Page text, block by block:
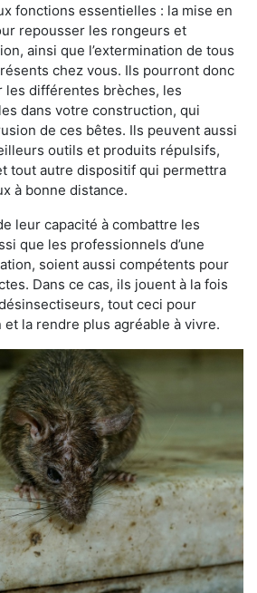
fonctions essentielles : la mise en
repousser les rongeurs et
ainsi que l’extermination de tous
chez vous. Ils pourront donc
les différentes brèches, les
dans votre construction, qui
de ces bêtes. Ils peuvent aussi
outils et produits répulsifs,
tout autre dispositif qui permettra
à bonne distance.
leur capacité à combattre les
que les professionnels d’une
soient aussi compétents pour
Dans ce cas, ils jouent à la fois
tout ceci pour
la rendre plus agréable à vivre.